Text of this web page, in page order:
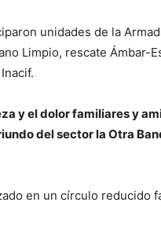
unidades de la
Limpio, rescate Ámbar-
y el dolor familiares y
del sector la Otra
en un círculo reducido